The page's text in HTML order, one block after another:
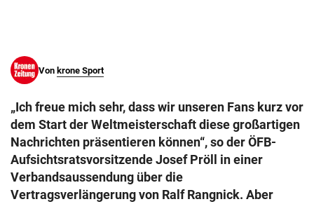
Von krone Sport
„Ich freue mich sehr, dass wir unseren Fans kurz vor
dem Start der Weltmeisterschaft diese großartigen
Nachrichten präsentieren können“, so der ÖFB-
Aufsichtsratsvorsitzende Josef Pröll in einer
Verbandsaussendung über die
Vertragsverlängerung von Ralf Rangnick. Aber